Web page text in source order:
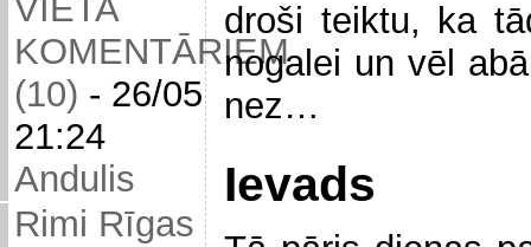
VIETA
KOMENTĀRIEM
(10) - 26/05
21:24
Andulis
Rimi Rīgas
droši teiktu, ka
nogalei un vēl
nez…
Ievads